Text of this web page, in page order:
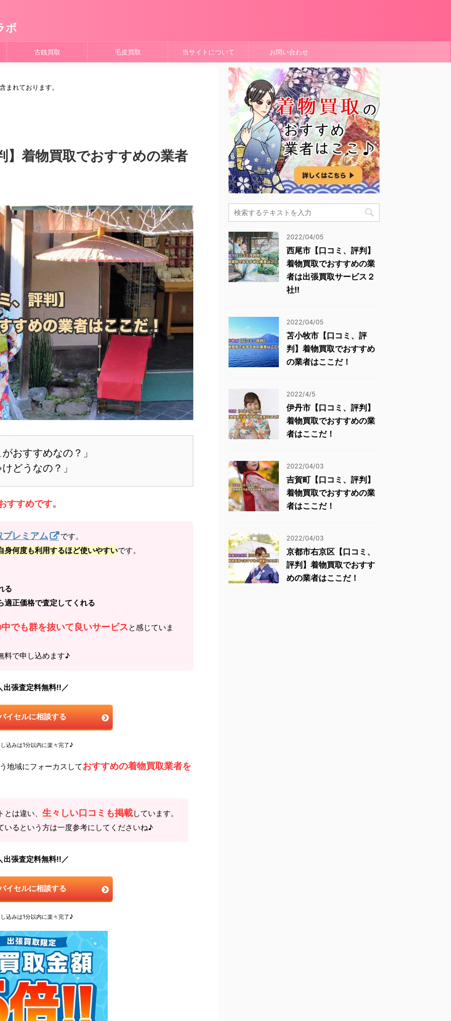
ボ
古銭買取 毛皮買取 当サイトについて お問い合わせ
まれております。
】着物買取でおすすめの業者
おすすめなの？」
どうなの？」
すすめです。
プレミアム
です。
身何度も利用するほど使いやすいです。
る
適正価格で査定してくれる
でも群を抜いて良いサービスと感じていま
料で申し込めます♪
出張査定料無料!!／
イセルに相談する
込みは1分以内に楽々完了♪
地域にフォーカスしておすすめの着物買取業者を
は違い、 生々しい口コミも掲載しています。
いるという方は一度参考にしてくださいね♪
出張査定料無料!!／
イセルに相談する
込みは1分以内に楽々完了♪
2022/04/05
西尾市【口コミ、評判】
着物買取でおすすめの業
者は出張買取サービス２
社!!
2022/04/05
苫小牧市【口コミ、評
判】着物買取でおすすめ
の業者はここだ！
2022/4/5
伊丹市【口コミ、評判】
着物買取でおすすめの業
者はここだ！
2022/04/03
吉賀町【口コミ、評判】
着物買取でおすすめの業
者はここだ！
2022/04/03
京都市右京区【口コミ、
評判】着物買取でおすす
めの業者はここだ！